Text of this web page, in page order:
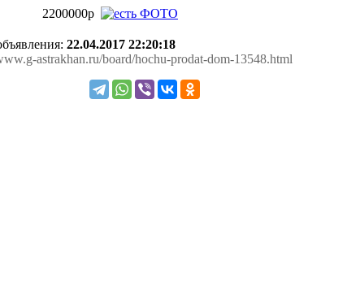
2200000р
22.04.2017 22:20:18
astrakhan.ru/board/hochu-prodat-dom-13548.html